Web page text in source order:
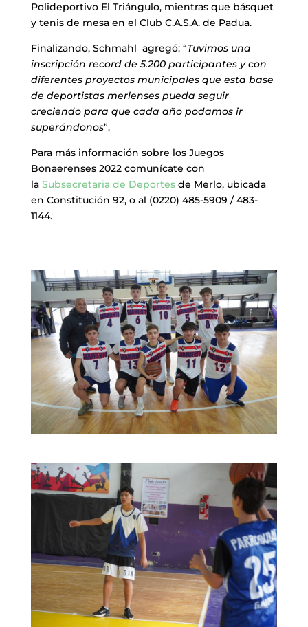
Polideportivo El Triángulo, mientras que básquet
y tenis de mesa en el Club C.A.S.A. de Padua.
Finalizando, Schmahl agregó: “Tuvimos una
inscripción record de 5.200 participantes y con
diferentes proyectos municipales que esta base
de deportistas merlenses pueda seguir
creciendo para que cada año podamos ir
superándonos”.
Para más información sobre los Juegos
Bonaerenses 2022 comunícate con
la Subsecretaria de Deportesde Merlo, ubicada
en Constitución 92, o al (0220) 485-5909 / 483-
1144.